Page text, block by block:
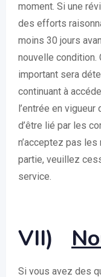
moment. Si une
des efforts
moins 30 jours
nouvelle condition.
important sera
continuant à
l’entrée en
d’être lié par les
n’acceptez pas
partie, veuillez
service.
VII)
Si vous avez des